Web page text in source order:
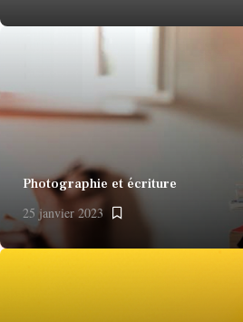
Photographie et écriture
25 janvier 2023